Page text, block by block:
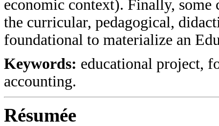
economic context). Finally,
the curricular, pedagogical,
foundational to materialize an
Keywords: educational project,
accounting.
Résumée